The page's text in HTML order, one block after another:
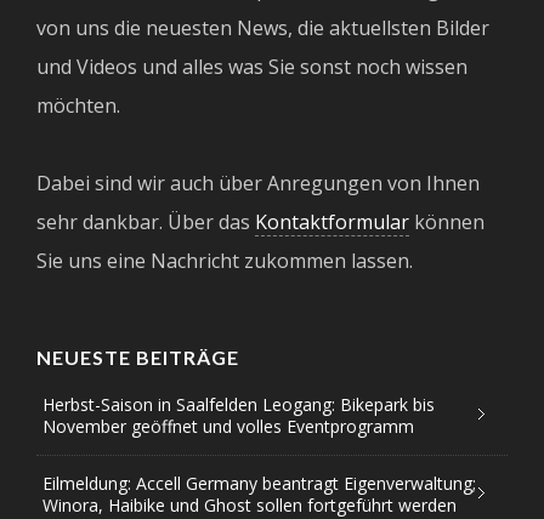
von uns die neuesten News, die aktuellsten Bilder
und Videos und alles was Sie sonst noch wissen
möchten.
Dabei sind wir auch über Anregungen von Ihnen
sehr dankbar. Über das Kontaktformular können
Sie uns eine Nachricht zukommen lassen.
NEUESTE BEITRÄGE
Herbst-Saison in Saalfelden Leogang: Bikepark bis
November geöffnet und volles Eventprogramm
Eilmeldung: Accell Germany beantragt Eigenverwaltung;
Winora, Haibike und Ghost sollen fortgeführt werden